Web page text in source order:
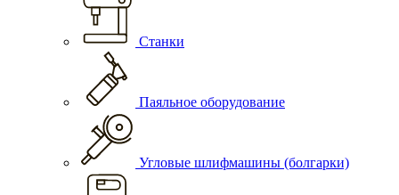
Станки
Паяльное оборудование
Угловые шлифмашины (болгарки)